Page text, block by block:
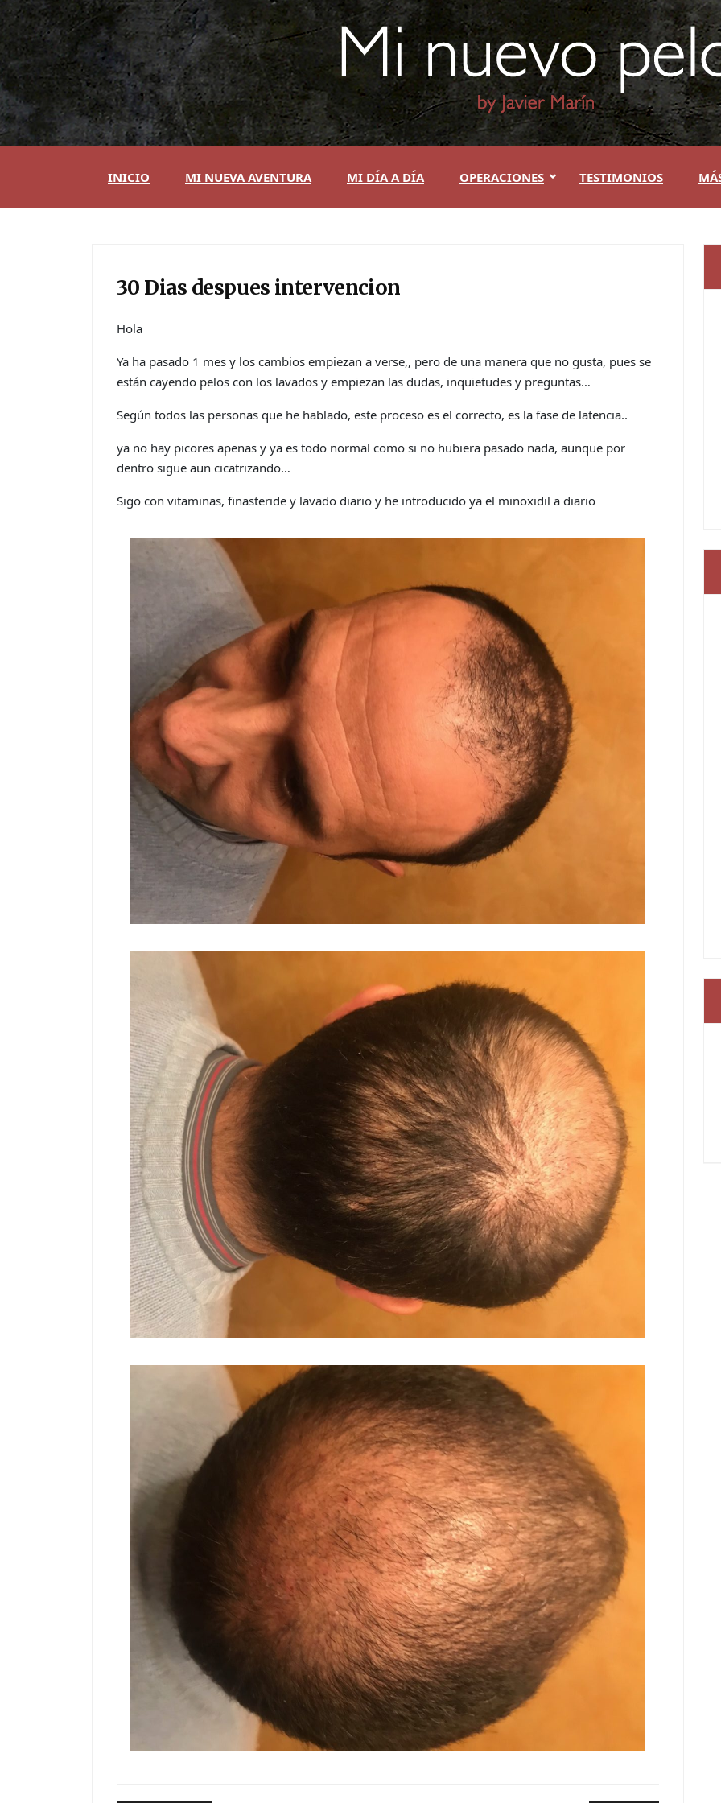
Skip
to
content
INICIO MI NUEVA AVENTURA MI DÍA A DÍA OPERACIONES TESTIMONIOS
30 Dias despues intervencion
Hola
Ya ha pasado 1 mes y los cambios empiezan a verse,, pero de una manera que no gusta, pues se
están cayendo pelos con los lavados y empiezan las dudas, inquietudes y preguntas…
Según todos las personas que he hablado, este proceso es el correcto, es la fase de latencia..
ya no hay picores apenas y ya es todo normal como si no hubiera pasado nada, aunque por
dentro sigue aun cicatrizando…
Sigo con vitaminas, finasteride y lavado diario y he introducido ya el minoxidil a diario